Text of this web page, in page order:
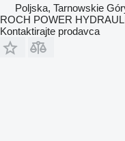
Poljska, Tarnowskie
ROCH POWER
Kontaktirajte prodavca